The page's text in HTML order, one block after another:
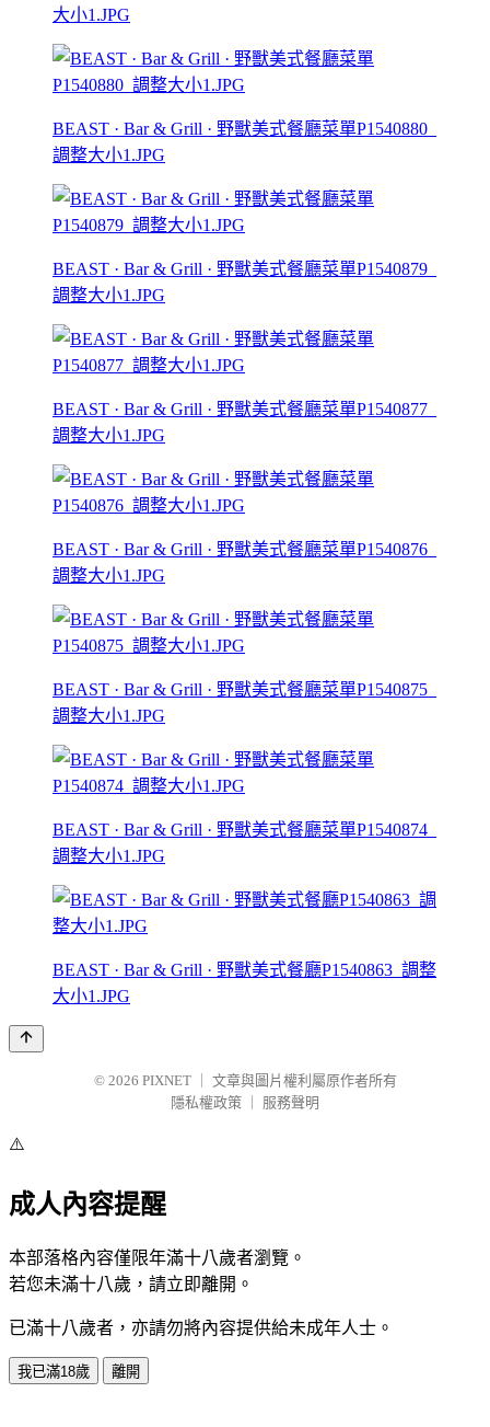
大小1.JPG
BEAST · Bar & Grill · 野獸美式餐廳菜單P1540880_
調整大小1.JPG
BEAST · Bar & Grill · 野獸美式餐廳菜單P1540879_
調整大小1.JPG
BEAST · Bar & Grill · 野獸美式餐廳菜單P1540877_
調整大小1.JPG
BEAST · Bar & Grill · 野獸美式餐廳菜單P1540876_
調整大小1.JPG
BEAST · Bar & Grill · 野獸美式餐廳菜單P1540875_
調整大小1.JPG
BEAST · Bar & Grill · 野獸美式餐廳菜單P1540874_
調整大小1.JPG
BEAST · Bar & Grill · 野獸美式餐廳P1540863_調整
大小1.JPG
© 2026 PIXNET
文章與圖片權利屬原作者所有
隱私權政策
服務聲明
⚠️
成人內容提醒
本部落格內容僅限年滿十八歲者瀏覽。
若您未滿十八歲，請立即離開。
已滿十八歲者，亦請勿將內容提供給未成年人士。
我已滿18歲 離開